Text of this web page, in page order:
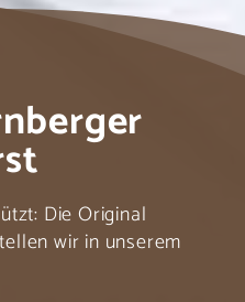
Die Original
wir in unserem